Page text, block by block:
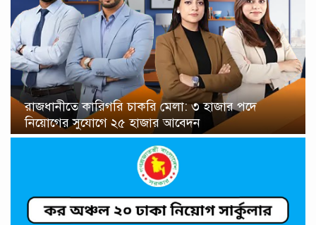
রাজধানীতে কারিগরি চাকরি মেলা: ৩ হাজার পদে
নিয়োগের সুযোগে ২৫ হাজার আবেদন